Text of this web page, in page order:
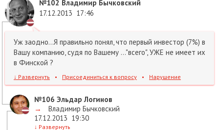
№102 Владимир Бычковский
17.12.2013 17:46
Уж заодно...Я правильно понял, что первый инвестор (7%) в
Вашу компанию, судя по Вашему ..."всего", УЖЕ не имеет их
в Финской ?
↓ Развернуть • Присоединиться к вопросу • Нарушение
№106 Эльдар Логинов
→
Владимир Бычковский
17.12.2013 19:30
↓ Развернуть